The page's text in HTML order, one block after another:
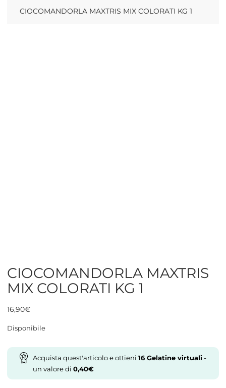
CIOCOMANDORLA MAXTRIS MIX COLORATI KG 1
CIOCOMANDORLA MAXTRIS
MIX COLORATI KG 1
16,90€
Disponibile
Acquista quest'articolo e ottieni 16Gelatine virtuali-
un valore di 0,40€